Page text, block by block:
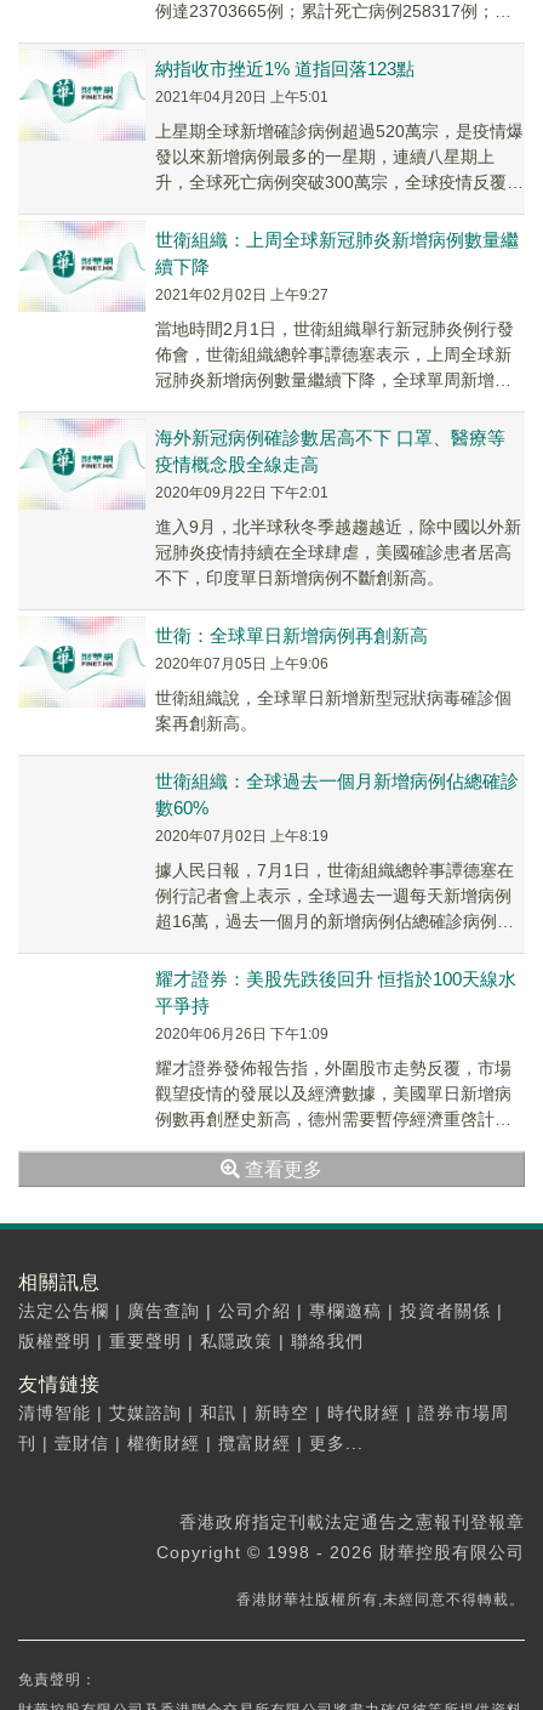
例達23703665例；累計死亡病例258317例；累
納指收市挫近1% 道指回落123點
2021年04月20日 上午5:01
上星期全球新增確診病例超過520萬宗，是疫情爆
發以來新增病例最多的一星期，連續八星期上
升，全球死亡病例突破300萬宗，全球疫情反覆，
3407...
世衛組織：上周全球新冠肺炎新增病例數量繼
續下降
2021年02月02日 上午9:27
當地時間2月1日，世衛組織舉行新冠肺炎例行發
佈會，世衛組織總幹事譚德塞表示，上周全球新
冠肺炎新增病例數量繼續下降，全球單周新增病
例數量仍...
海外新冠病例確診數居高不下 口罩、醫療等
疫情概念股全線走高
2020年09月22日 下午2:01
進入9月，北半球秋冬季越趨越近，除中國以外新
冠肺炎疫情持續在全球肆虐，美國確診患者居高
不下，印度單日新增病例不斷創新高。
世衛：全球單日新增病例再創新高
2020年07月05日 上午9:06
世衛組織說，全球單日新增新型冠狀病毒確診個
案再創新高。
世衛組織：全球過去一個月新增病例佔總確診
數60%
2020年07月02日 上午8:19
據人民日報，7月1日，世衛組織總幹事譚德塞在
例行記者會上表示，全球過去一週每天新增病例
超16萬，過去一個月的新增病例佔總確診病例的
防控...
耀才證券：美股先跌後回升 恒指於100天線水
平爭持
2020年06月26日 下午1:09
耀才證券發佈報告指，外圍股市走勢反覆，市場
觀望疫情的發展以及經濟數據，美國單日新增病
例數再創歷史新高，德州需要暫停經濟重啓計
遜於預期... 查看更多
相關訊息
法定公告欄 | 廣告查詢 | 公司介紹 | 專欄邀稿 | 投資者關係 |
版權聲明 | 重要聲明 | 私隱政策 | 聯絡我們
友情鏈接
清博智能 | 艾媒諮詢 | 和訊 | 新時空 | 時代財經 | 證券市場周
刊
| 壹財信 | 權衡財經 | 攬富財經 | 更多...
香港政府指定刊載法定通告之憲報刊登報章
Copyright © 1998 - 2026 財華控股有限公司
香港財華社版權所有,未經同意不得轉載。
免責聲明：